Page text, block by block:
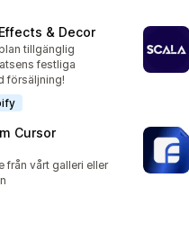
& Decor
tillgänglig
festliga
försäljning!
Cursor
från vårt galleri eller